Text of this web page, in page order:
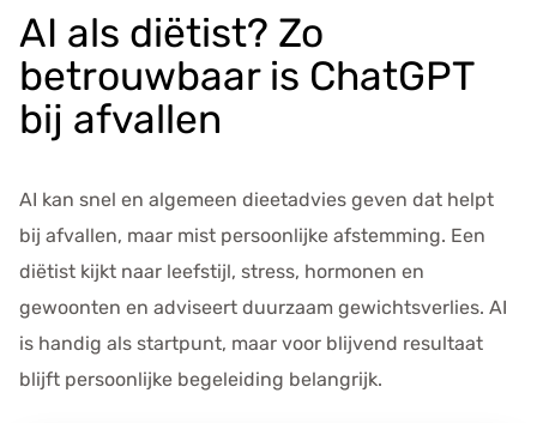
e
g
e
v
e
s
AI als diëtist? Zo
betrouwbaar is ChatGPT
bij afvallen
AI kan snel en algemeen dieetadvies geven dat helpt
bij afvallen, maar mist persoonlijke afstemming. Een
diëtist kijkt naar leefstijl, stress, hormonen en
gewoonten en adviseert duurzaam gewichtsverlies. AI
is handig als startpunt, maar voor blijvend resultaat
blijft persoonlijke begeleiding belangrijk.